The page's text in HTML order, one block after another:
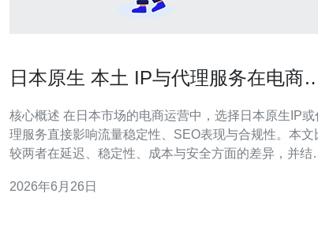
日本原生 本土 IP与代理服务在电商
核心概述 在日本市场的电商运营中，选择日本原生IP或
理服务直接影响流量稳定性、SEO表现与合规性。本文
较两者在延迟、稳定性、成本与安全方面的差异，并结
术要点给出落地建议。对于需要高可用本地化接入与合规
2026年6月26日